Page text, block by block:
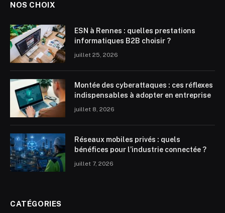
NOS CHOIX
ESN à Rennes : quelles prestations
informatiques B2B choisir ?
juillet 25, 2026
Montée des cyberattaques : ces réflexes
indispensables à adopter en entreprise
juillet 8, 2026
Réseaux mobiles privés : quels
bénéfices pour l’industrie connectée ?
juillet 7, 2026
CATÉGORIES